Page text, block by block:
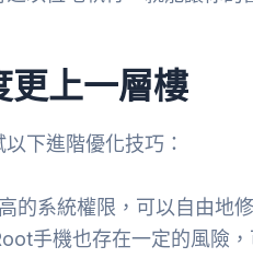
更上一層樓
下進階優化技巧：
的系統權限，可以自由地
手機也存在一定的風險